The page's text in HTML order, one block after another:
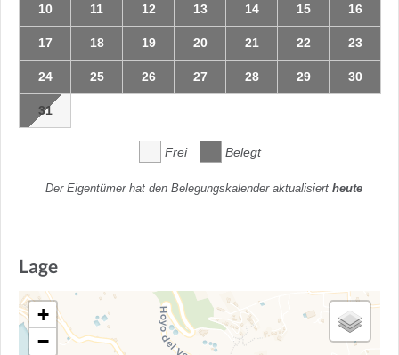
10 11 12 13 14 15 16
17 18 19 20 21 22 23
24 25 26 27 28 29 30
31
Frei Belegt
Der Eigentümer hat den Belegungskalender aktualisiert heute
Lage
+
−